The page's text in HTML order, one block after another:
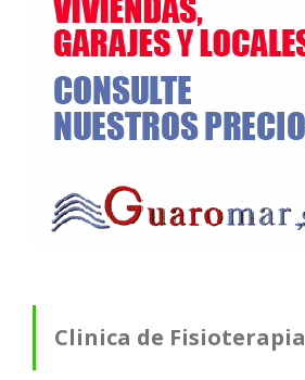
Clinica de Fisioterapia